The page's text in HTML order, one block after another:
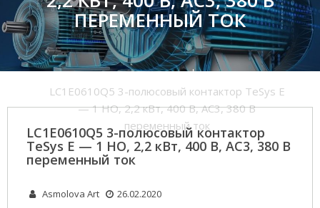
ПЕРЕМЕННЫЙ ТОК
Home
LC1E0610Q5 3-полюсовый контактор TeSys E
— 1 НО, 2,2 кВт, 400 В, AC3, 380 В
переменный ток
LC1E0610Q5 3-полюсовый контактор
TeSys E — 1 НО, 2,2 кВт, 400 В, AC3, 380 В
переменный ток
Asmolova Art 26.02.2020